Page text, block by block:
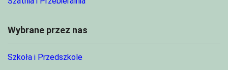
Wybrane przez nas
Szkoła i Przedszkole